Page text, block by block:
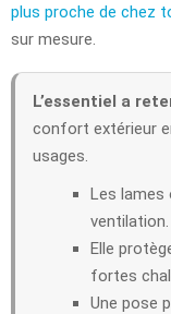
plus proche de chez
sur mesure.
L’essentiel a
confort extérieur
usages.
Les lames
ventilation.
Elle
fortes
Une pose